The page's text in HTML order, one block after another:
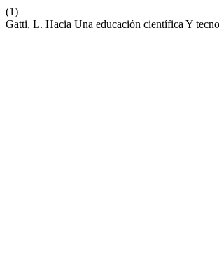
(1)
Gatti, L. Hacia Una educación científica Y